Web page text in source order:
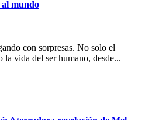
al mundo
con sorpresas. No solo el
la vida del ser humano, desde...